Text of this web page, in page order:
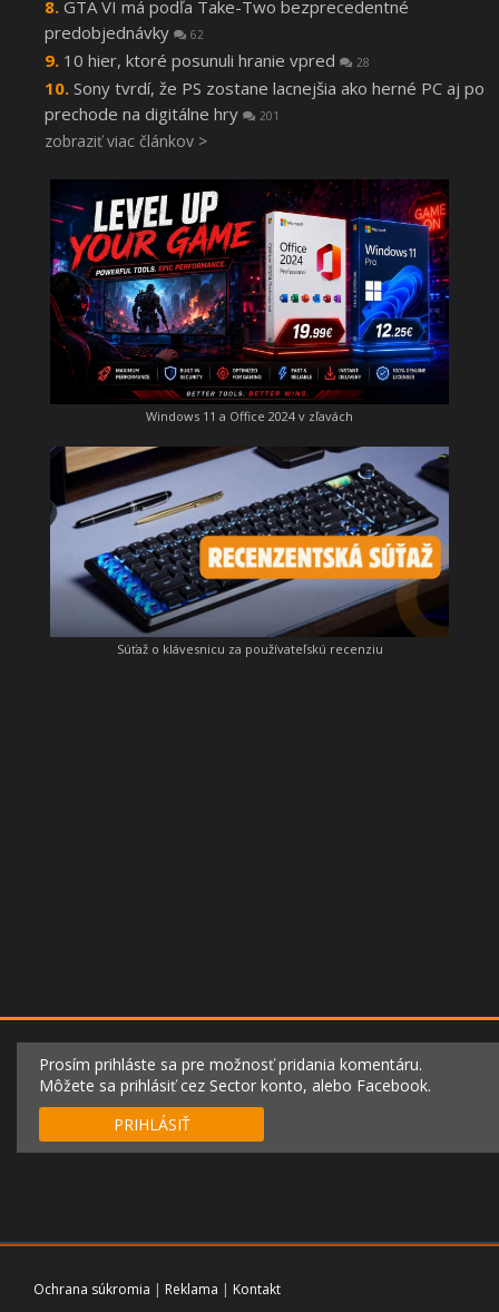
GTA VI má podľa Take-Two bezprecedentné
predobjednávky
62
10 hier, ktoré posunuli hranie vpred 28
Sony tvrdí, že PS zostane lacnejšia ako herné PC aj po
prechode na digitálne hry
201
zobraziť viac článkov >
Windows 11 a Office 2024 v zľavách
Súťaž o klávesnicu za používateľskú recenziu
Prosím prihláste sa pre možnosť pridania komentáru.
Môžete sa prihlásiť cez Sector konto, alebo Facebook.
PRIHLÁSIŤ
Ochrana súkromia | Reklama | Kontakt